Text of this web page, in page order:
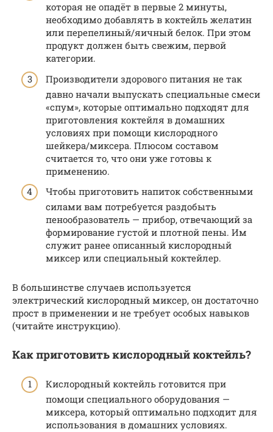
которая не опадёт в первые 2 минуты,
необходимо добавлять в коктейль желатин
или перепелиный/яичный белок. При этом
продукт должен быть свежим, первой
категории.
Производители здорового питания не так
давно начали выпускать специальные смеси
«спум», которые оптимально подходят для
приготовления коктейля в домашних
условиях при помощи кислородного
шейкера/миксера. Плюсом составом
считается то, что они уже готовы к
применению.
Чтобы приготовить напиток собственными
силами вам потребуется раздобыть
пенообразователь — прибор, отвечающий за
формирование густой и плотной пены. Им
служит ранее описанный кислородный
миксер или специальный коктейлер.
В большинстве случаев используется
электрический кислородный миксер, он достаточно
прост в применении и не требует особых навыков
(читайте инструкцию).
Как приготовить кислородный коктейль?
Кислородный коктейль готовится при
помощи специального оборудования —
миксера, который оптимально подходит для
использования в домашних условиях.